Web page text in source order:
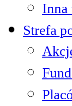
Inna
Strefa